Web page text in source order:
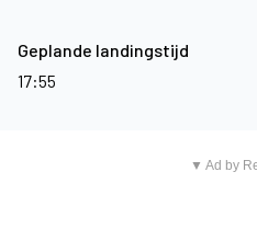
Geplande landingstijd
17:55
▼ Ad by